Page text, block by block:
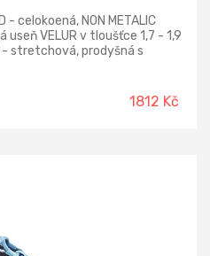
celokoená, NON METALIC
VELUR v tloušťce 1,7 - 1,9
- stretchová, prodyšná s
Podešev: MICHELIN-
antistatická, protiskluzová
1812 Kč